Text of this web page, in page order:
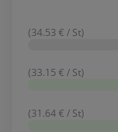
(34.53 € / St)
(33.15 € / St)
(31.64 € / St)